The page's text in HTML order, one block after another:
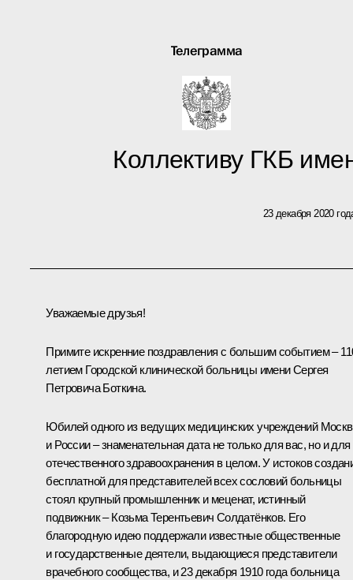
Телеграмма
Коллективу ГКБ
23 декабря 2020
Уважаемые друзья!
Примите искренние поздравления с большим событием –
летием Городской клинической больницы имени Сергея
Петровича Боткина.
Юбилей одного из ведущих медицинских учреждений
и России – знаменательная дата не только для вас, но и для
отечественного здравоохранения в целом. У истоков
бесплатной для представителей всех сословий больницы
стоял крупный промышленник и меценат, истинный
подвижник – Козьма Терентьевич Солдатёнков. Его
благородную идею поддержали известные общественные
и государственные деятели, выдающиеся представители
врачебного сообщества, и 23 декабря 1910 года больница